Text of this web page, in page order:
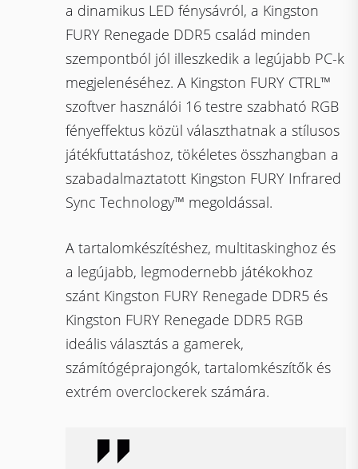
a dinamikus LED fénysávról, a Kingston
FURY Renegade DDR5 család minden
szempontból jól illeszkedik a legújabb PC-k
megjelenéséhez. A Kingston FURY CTRL™
szoftver használói 16 testre szabható RGB
fényeffektus közül választhatnak a stílusos
játékfuttatáshoz, tökéletes összhangban a
szabadalmaztatott Kingston FURY Infrared
Sync Technology™ megoldással.
A tartalomkészítéshez, multitaskinghoz és
a legújabb, legmodernebb játékokhoz
szánt Kingston FURY Renegade DDR5 és
Kingston FURY Renegade DDR5 RGB
ideális választás a gamerek,
számítógéprajongók, tartalomkészítők és
extrém overclockerek számára.